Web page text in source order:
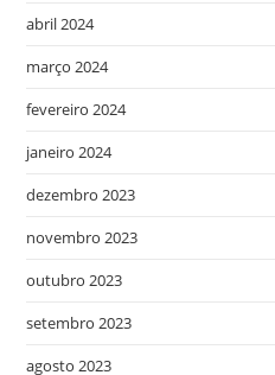
abril 2024
março 2024
fevereiro 2024
janeiro 2024
dezembro 2023
novembro 2023
outubro 2023
setembro 2023
agosto 2023